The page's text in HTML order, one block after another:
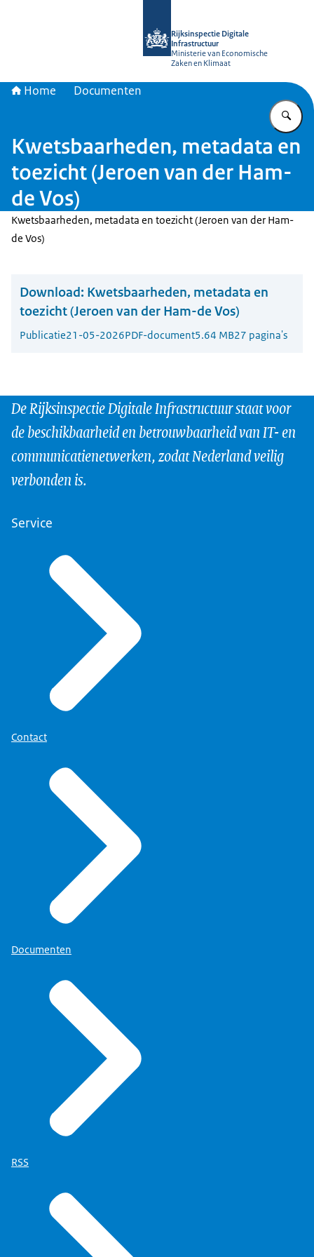
Rijksinspectie Digitale
Infrastructuur
Ministerie van Economische
Zaken en Klimaat
Home Documenten
Kwetsbaarheden, metadata en
toezicht (Jeroen van der Ham-
de Vos)
Kwetsbaarheden, metadata en toezicht (Jeroen van der Ham-
de Vos)
Download: Kwetsbaarheden, metadata en
toezicht (Jeroen van der Ham-de Vos)
Publicatie21-05-2026PDF-document5.64 MB27 pagina's
De Rijksinspectie Digitale Infrastructuur staat voor
de beschikbaarheid en betrouwbaarheid van IT- en
communicatienetwerken, zodat Nederland veilig
verbonden is.
Service
Contact
Documenten
RSS